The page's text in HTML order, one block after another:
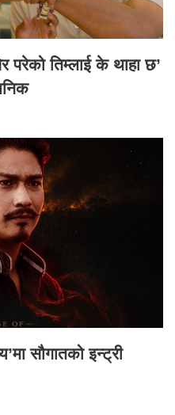
परेको तिम्लाई के थाहा छ’
सौगातको इन्ट्री